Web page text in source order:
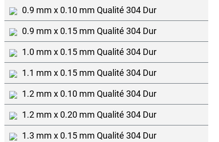
0.9 mm x 0.10 mm Qualité 304 Dur
0.9 mm x 0.15 mm Qualité 304 Dur
1.0 mm x 0.15 mm Qualité 304 Dur
1.1 mm x 0.15 mm Qualité 304 Dur
1.2 mm x 0.10 mm Qualité 304 Dur
1.2 mm x 0.20 mm Qualité 304 Dur
1.3 mm x 0.15 mm Qualité 304 Dur